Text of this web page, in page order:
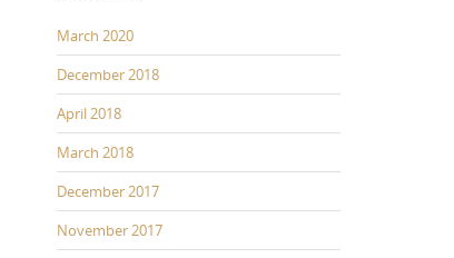
March 2020
December 2018
April 2018
March 2018
December 2017
November 2017